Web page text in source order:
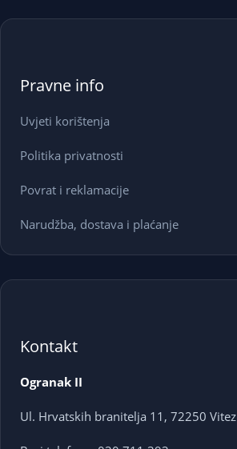
Pravne info
Uvjeti korištenja
Politika privatnosti
Povrat i reklamacije
Narudžba, dostava i plaćanje
Kontakt
Ogranak II
Ul. Hrvatskih branitelja 11, 72250 Vitez